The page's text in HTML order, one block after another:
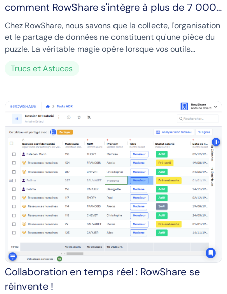
comment RowShare s'intègre à plus de 7 000
applications
Chez RowShare, nous savons que la collecte, l'organisation
et le partage de données ne constituent qu'une pièce du
puzzle. La véritable magie opère lorsque vos outils
Trucs et Astuces
Collaboration en temps réel : RowShare se
réinvente !